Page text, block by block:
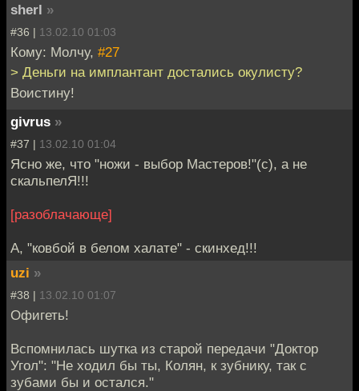
sherl »
#36 | 13.02.10 01:03
Кому: Молчу, #27
> Деньги на имплантант достались окулисту?
Воистину!
givrus »
#37 | 13.02.10 01:04
Ясно же, что "ножи - выбор Мастеров!"(с), а не
скальпелЯ!!!
[разоблачающе]
А, "ковбой в белом халате" - скинхед!!!
uzi »
#38 | 13.02.10 01:07
Офигеть!
Вспомнилась шутка из старой передачи "Доктор
Угол": "Не ходил бы ты, Колян, к зубнику, так с
зубами бы и остался."